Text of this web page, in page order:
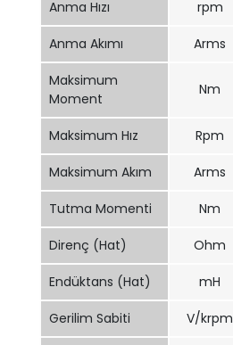
Anma Hızı rpm
Anma Akımı Arms
Maksimum
Moment
Nm
Maksimum Hız Rpm
Maksimum Akım Arms
Tutma Momenti Nm
Direnç (Hat) Ohm
Endüktans (Hat) mH
Gerilim Sabiti V/krpm